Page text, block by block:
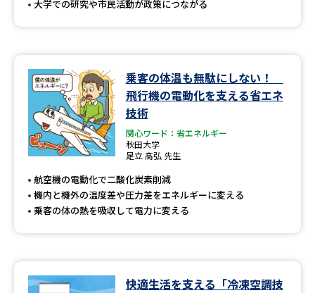
大学での研究や市民活動が政策につながる
乗客の体温も無駄にしない！
飛行機の電動化を支える省エネ
技術
関心ワード：省エネルギー
秋田大学
足立 高弘 先生
航空機の電動化で二酸化炭素削減
機内と機外の温度差や圧力差をエネルギーに変える
乗客の体の熱を吸収して電力に変える
快適生活を支える「冷凍空調技